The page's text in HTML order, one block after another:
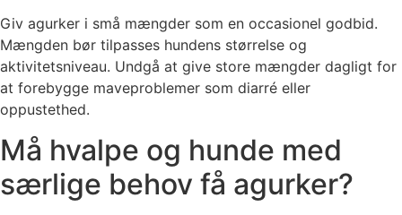
Giv agurker i små mængder som en occasionel godbid.
Mængden bør tilpasses hundens størrelse og
aktivitetsniveau. Undgå at give store mængder dagligt for
at forebygge maveproblemer som diarré eller
oppustethed.
Må hvalpe og hunde med
særlige behov få agurker?